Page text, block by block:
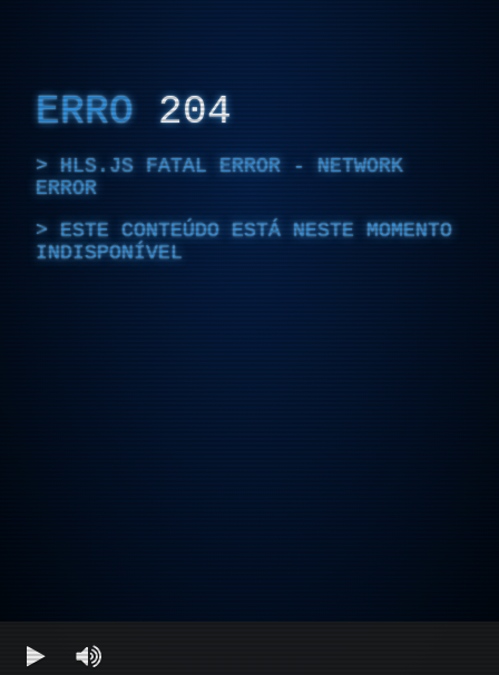
ERRO 204
HLS.JS FATAL ERROR - NETWORK
ERROR
ESTE CONTEÚDO ESTÁ NESTE MOMENTO
INDISPONÍVEL